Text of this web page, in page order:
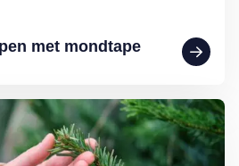
met mondtape
van Essen: Huiduitslag van de